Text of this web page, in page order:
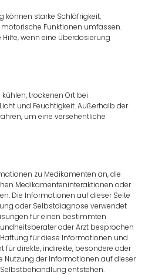
können starke Schläfrigkeit,
Funktionen umfassen.
wenn eine Überdosierung
trockenen Ort bei
und Feuchtigkeit. Außerhalb der
um eine versehentliche
zu Medikamenten an, die
Medikamenteninteraktionen oder
Die Informationen auf dieser Seite
oder Selbstdiagnose verwendet
für einen bestimmten
oder Arzt besprochen
für diese Informationen und
für direkte, indirekte, besondere oder
Nutzung der Informationen auf dieser
entstehen.